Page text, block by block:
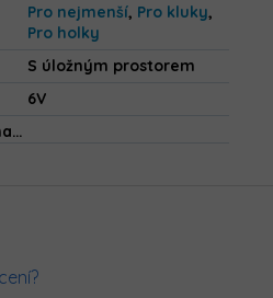
Pro nejmenší, Pro kluky,
Pro holky
S úložným prostorem
6V